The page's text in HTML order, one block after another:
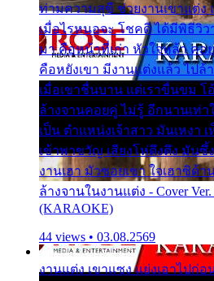
ท่ามความสุขี ช่วยงานเขาแต่ง
เมื่อไรหนอจะ โชคดี ได้มีพิธีวิ
มา คือหน้าที่เก่า หัวใจหล้า คอ
คือหยังเขา มีงานแต่งแล้ว ไปล้
เมื่อเขาชื่นบาน แต่เราขื่นขม โ
ล้างจานคอยคู่ ไม่รู้ อีกนานเท่า
เป็น ตำแหน่งเจ้าสาว มันเหงา
เข้าพาขวัญ เสียงโห่ตึงตึง มันซึ้
งานเฮา มัวซอยเขา ใจเฮาซิด้
ล้างจานในงานแต่ง - Cover
(KARAOKE)
44 views • 03.08.2569
งานแต่ง เขาแซง แย่งเอาไปก่